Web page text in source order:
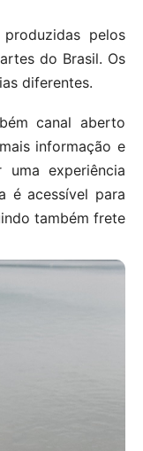
pelos
do Brasil. Os
diferentes.
canal aberto
informação e
experiência
é acessível para
também frete